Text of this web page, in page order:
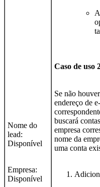
Nome do
lead:
Disponível
Empresa:
Disponível
Caso de uso
Se não
endereço de
buscará
empresa
nome da
uma conta